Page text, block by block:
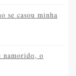
se casou minha
namorido, o